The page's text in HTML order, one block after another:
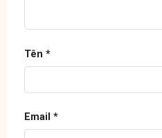
Tên *
Email *